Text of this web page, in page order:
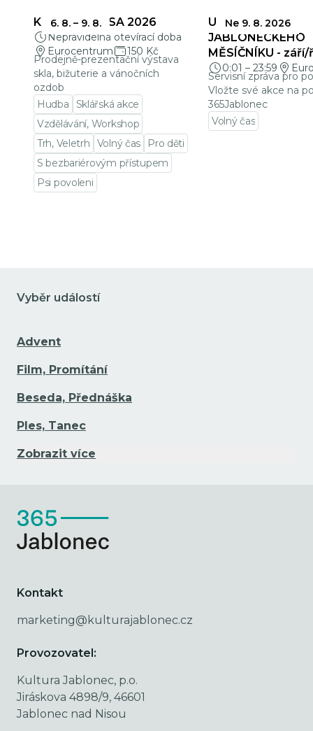
6. 8. – 9. 8.
KŘEHKÁ KRÁSA 2026
Nepravidelná otevírací doba
Eurocentrum
150 Kč
Prodejně-prezentační výstava
skla, bižuterie a vánočních
ozdob
Hudba
Sklářská akce
Vzdělávání, Workshop
Trh, Veletrh
Volný čas
Pro děti
S bezbariérovým přístupem
Psi povoleni
Ne 9. 8. 2026
UZÁVĚRKY
JABLONECKÉHO
MĚSÍČNÍKU -
0:01 – 23:59
Servisní zpráva pro
Vložte své akce na
365Jablonec
Volný čas
Vyběr událostí
Advent
Film, Promítání
Beseda, Přednáška
Ples, Tanec
Zobrazit více
Kontakt
marketing@kulturajablonec.cz
Provozovatel:
Kultura Jablonec, p.o.
Jiráskova 4898/9, 46601
Jablonec nad Nisou